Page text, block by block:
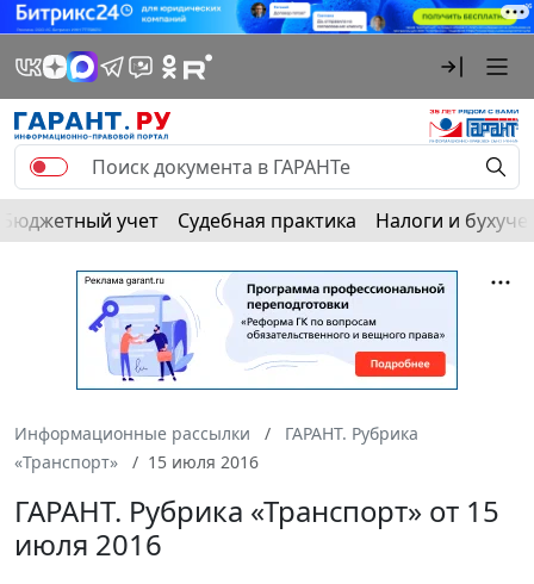
Бюджетный учет Судебная практика Налоги и
Информационные рассылки
ГАРАНТ. Рубрика
«Транспорт»
15 июля 2016
ГАРАНТ. Рубрика «Транспорт» от 15
июля 2016